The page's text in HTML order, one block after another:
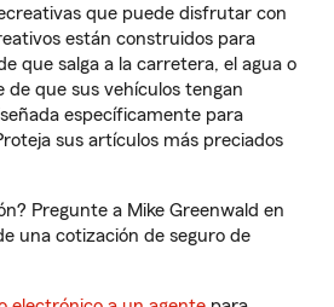
que puede disfrutar con
están construidos para
que salga a la carretera, el agua o
de que sus vehículos tengan
específicamente para
sus artículos más preciados
Pregunte a Mike Greenwald en
una cotización de seguro de